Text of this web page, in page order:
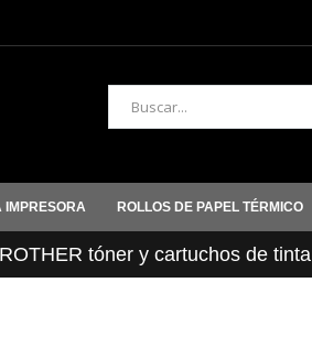
Buscar
IMPRESORA ROLLOS DE PAPEL TÉRMICO
tóner y cartuchos de tinta